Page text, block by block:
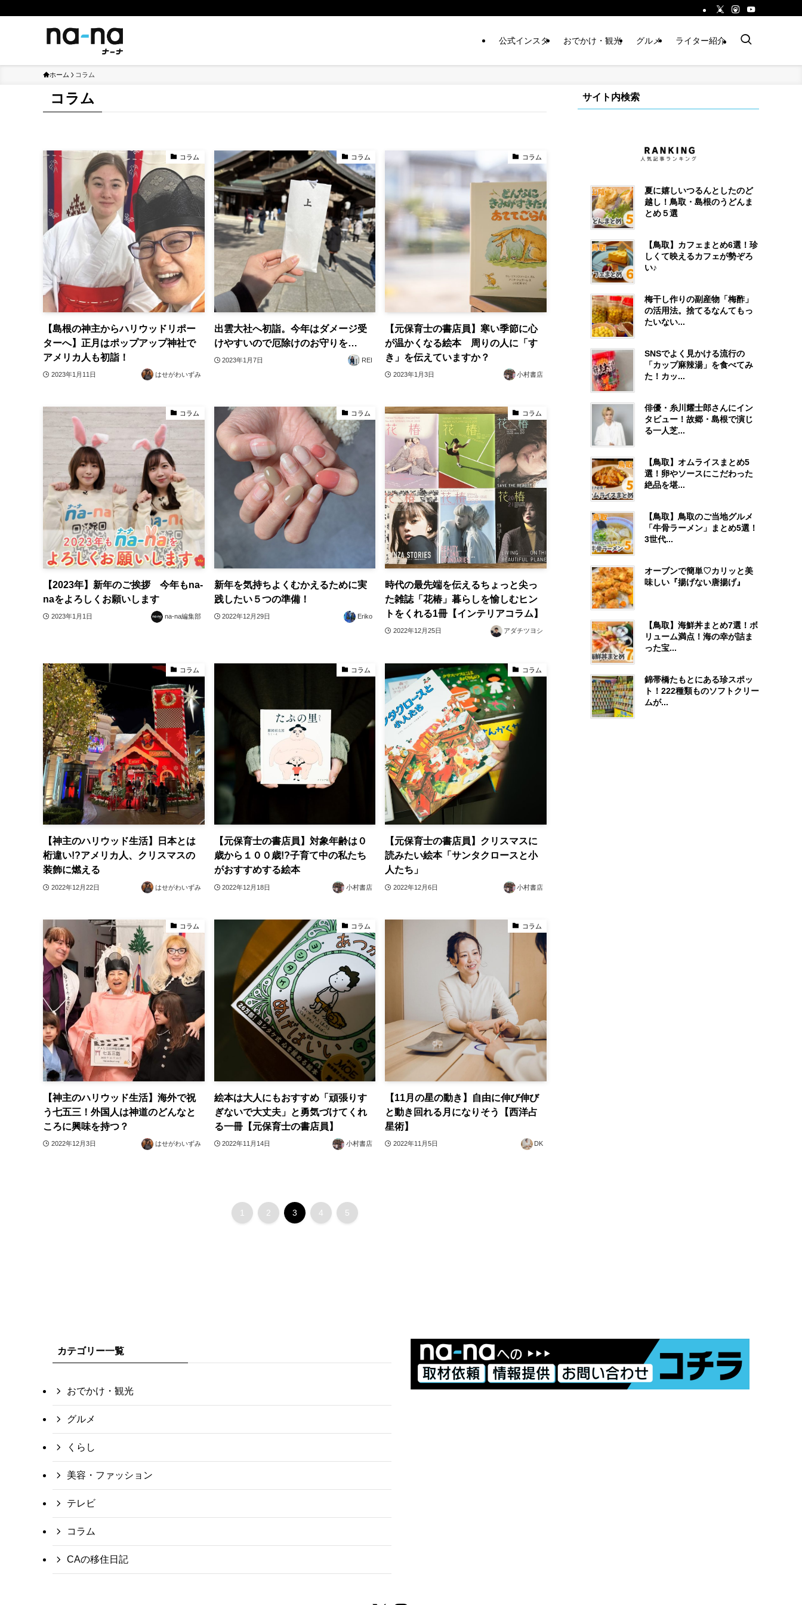
公式インスタ おでかけ・観光 グルメ ライター紹介
ホーム コラム
コラム
コラム
【島根の神主からハリウッドリポー
ターへ】正月はポップアップ神社で
アメリカ人も初詣！
2023年1月11日 はせがわいずみ
コラム
出雲大社へ初詣。今年はダメージ受
けやすいので厄除けのお守りを…
2023年1月7日 REI
コラム
【元保育士の書店員】寒い季節に心
が温かくなる絵本 周りの人に「す
き」を伝えていますか？
2023年1月3日 小村書店
コラム
【2023年】新年のご挨拶 今年もna-
naをよろしくお願いします
2023年1月1日 na-na編集部
コラム
新年を気持ちよくむかえるために実
践したい５つの準備！
2022年12月29日 Eriko
コラム
時代の最先端を伝えるちょっと尖っ
た雑誌「花椿」暮らしを愉しむヒン
トをくれる1冊【インテリアコラム】
2022年12月25日 アダチツヨシ
コラム
【神主のハリウッド生活】日本とは
桁違い!?アメリカ人、クリスマスの
装飾に燃える
2022年12月22日 はせがわいずみ
コラム
【元保育士の書店員】対象年齢は０
歳から１００歳!?子育て中の私たち
がおすすめする絵本
2022年12月18日 小村書店
コラム
【元保育士の書店員】クリスマスに
読みたい絵本「サンタクロースと小
人たち」
2022年12月6日 小村書店
コラム
【神主のハリウッド生活】海外で祝
う七五三！外国人は神道のどんなと
ころに興味を持つ？
2022年12月3日 はせがわいずみ
コラム
絵本は大人にもおすすめ「頑張りす
ぎないで大丈夫」と勇気づけてくれ
る一冊【元保育士の書店員】
2022年11月14日 小村書店
コラム
【11月の星の動き】自由に伸び伸び
と動き回れる月になりそう【西洋占
星術】
2022年11月5日 DK
1 2 3 4 5
サイト内検索
夏に嬉しいつるんとしたのど
越し！鳥取・島根のうどんま
とめ５選
【鳥取】カフェまとめ6選！珍
しくて映えるカフェが勢ぞろ
い♪
梅干し作りの副産物「梅酢」
の活用法。捨てるなんてもっ
たいない...
SNSでよく見かける流行の
「カップ麻辣湯」を食べてみ
た！カッ...
俳優・糸川耀士郎さんにイン
タビュー！故郷・島根で演じ
る一人芝...
【鳥取】オムライスまとめ5
選！卵やソースにこだわった
絶品を堪...
【鳥取】鳥取のご当地グルメ
「牛骨ラーメン」まとめ5選！
3世代...
オーブンで簡単♡カリッと美
味しい『揚げない唐揚げ』
【鳥取】海鮮丼まとめ7選！ボ
リューム満点！海の幸が詰ま
った宝...
錦帯橋たもとにある珍スポッ
ト！222種類ものソフトクリー
ムが...
カテゴリー一覧
おでかけ・観光
グルメ
くらし
美容・ファッション
テレビ
コラム
CAの移住日記